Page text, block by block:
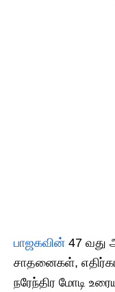
பாஜகவின் 47 வது
சாதனைகள்,
நரேந்திர மோடி